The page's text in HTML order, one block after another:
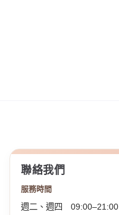
聯絡我們
服務時間
週二、週四 09:00–21:00